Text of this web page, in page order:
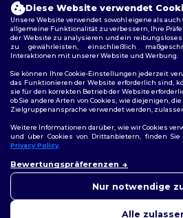
Allgemeine Geschäftsbedingungen|
Datenschutzbestimmungen
Berlin|Hamburg|München|Köln|
|Bremen
Diese Website verwendet
Unsere Website verwendet sowohl eigene als
allgemeine Funktionalität zu verbessern, Ihre
der Website zu analysieren und ein
zu gewährleisten, einschließlich
Interaktionen mit unserer Website und Werbung.
Sie können Ihre Cookie-Einstellungen jederzeit
das Funktionieren der Website erforderlich sind,
sie für den korrekten Betrieb der Website
ob Sie andere Arten von Cookies, wie diejenigen,
Zielgruppenansprache verwendet werden,
Weitere Informationen darüber, wie wir Cookies
und über Cookies von Drittanbietern, finden
Privacy Policy.
Bewertungspräferenzen
Nur notwendige
Alle
uns
Ihnen zu